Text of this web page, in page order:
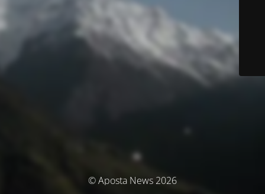
© Aposta News 2026